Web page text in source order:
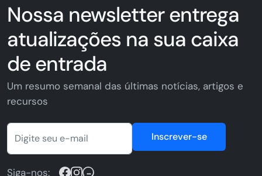
Nossa newsletter entrega
atualizações na sua caixa
de entrada
Um resumo semanal das últimas notícias, artigos e
recursos
Inscrever-se
Siga-nos: